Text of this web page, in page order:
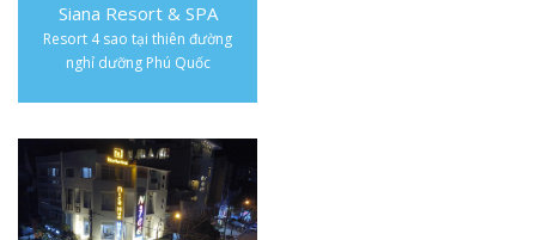
Siana Resort & SPA
Resort 4 sao tại thiên đường
nghỉ dưỡng Phú Quốc